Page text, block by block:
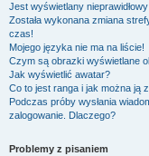
Jest wyświetlany
Została wykonana zmiana
czas!
Mojego języka nie ma na liście!
Czym są obrazki wyświetlane
Jak wyświetlić awatar?
Co to jest ranga i jak można ją
Podczas próby wysłania
zalogowanie. Dlaczego?
Problemy z pisaniem